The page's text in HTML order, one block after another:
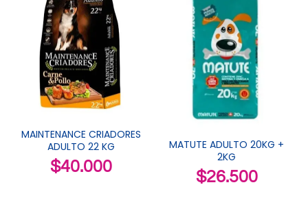
MAINTENANCE CRIADORES
ADULTO 22 KG
$40.000
MATUTE ADULTO 20KG +
2KG
$26.500